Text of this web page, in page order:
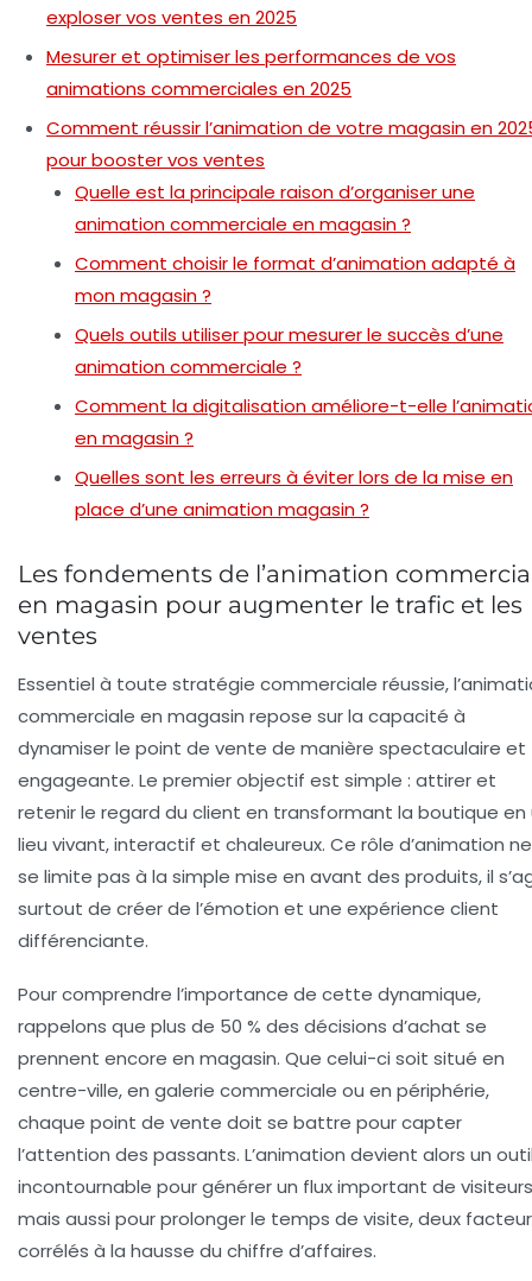
exploser vos ventes en 2025
Mesurer et optimiser les performances de vos
animations commerciales en 2025
Comment réussir l’animation de votre magasin en
pour booster vos ventes
Quelle est la principale raison d’organiser une
animation commerciale en magasin ?
Comment choisir le format d’animation adapté à
mon magasin ?
Quels outils utiliser pour mesurer le succès d’une
animation commerciale ?
Comment la digitalisation améliore-t-elle
en magasin ?
Quelles sont les erreurs à éviter lors de la mise en
place d’une animation magasin ?
Les fondements de l’animation
en magasin pour augmenter le trafic et les
ventes
Essentiel à toute stratégie commerciale réussie,
commerciale en magasin repose sur la capacité à
dynamiser le point de vente de manière spectaculaire et
engageante. Le premier objectif est simple : attirer et
retenir le regard du client en transformant la boutique en
lieu vivant, interactif et chaleureux. Ce rôle d’animation ne
se limite pas à la simple mise en avant des produits, il
surtout de créer de l’émotion et une expérience client
différenciante.
Pour comprendre l’importance de cette dynamique,
rappelons que plus de 50 % des décisions d’achat se
prennent encore en magasin. Que celui-ci soit situé en
centre-ville, en galerie commerciale ou en périphérie,
chaque point de vente doit se battre pour capter
l’attention des passants. L’animation devient alors un
incontournable pour générer un flux important de
mais aussi pour prolonger le temps de visite, deux
corrélés à la hausse du chiffre d’affaires.